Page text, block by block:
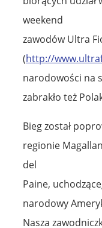
weekend
zawodów Ultra
(http://
narodowości na
zabrakło też
Bieg został
regionie
del
Paine,
narodowy
Nasza